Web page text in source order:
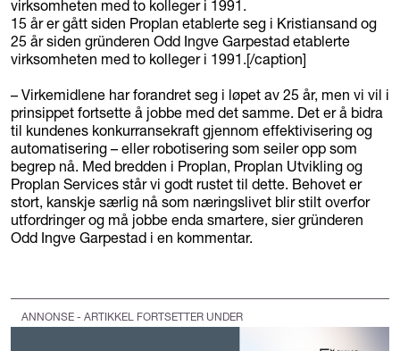
15 år er gått siden Proplan etablerte seg i Kristiansand og
25 år siden gründeren Odd Ingve Garpestad etablerte
virksomheten med to kolleger i 1991.[/caption]
– Virkemidlene har forandret seg i løpet av 25 år, men vi vil i
prinsippet fortsette å jobbe med det samme. Det er å bidra
til kundenes konkurransekraft gjennom effektivisering og
automatisering – eller robotisering som seiler opp som
begrep nå. Med bredden i Proplan, Proplan Utvikling og
Proplan Services står vi godt rustet til dette. Behovet er
stort, kanskje særlig nå som næringslivet blir stilt overfor
utfordringer og må jobbe enda smartere, sier gründeren
Odd Ingve Garpestad i en kommentar.
ANNONSE - ARTIKKEL FORTSETTER UNDER